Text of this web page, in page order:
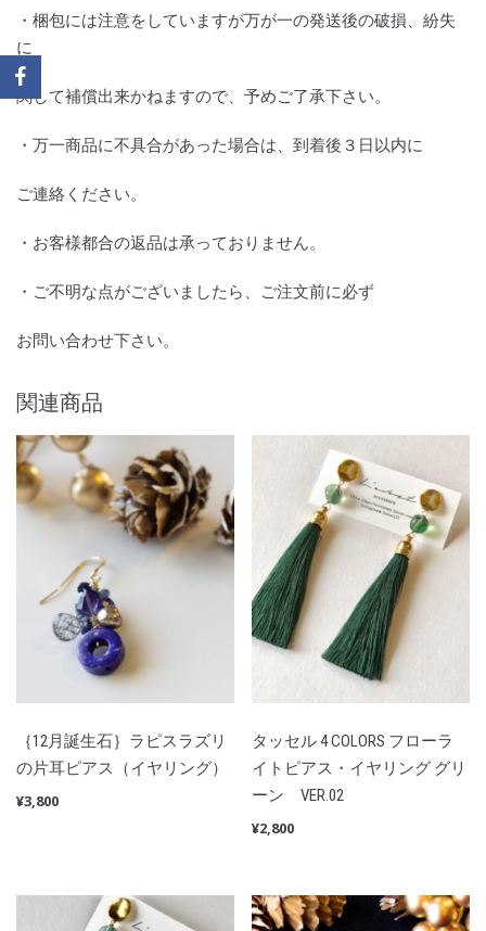
・梱包には注意をしていますが万が一の発送後の破損、紛失
に
関して補償出来かねますので、予めご了承下さい。
・万一商品に不具合があった場合は、到着後３日以内に
ご連絡ください。
・お客様都合の返品は承っておりません。
・ご不明な点がございましたら、ご注文前に必ず
お問い合わせ下さい。
関連商品
｛12月誕生石｝ラピスラズリ
の片耳ピアス（イヤリング）
¥3,800
タッセル 4 COLORS フローラ
イトピアス・イヤリング グリ
ーン VER.02
¥2,800